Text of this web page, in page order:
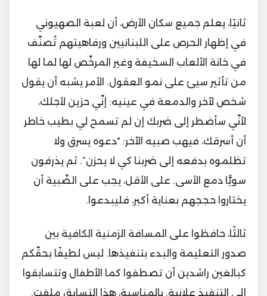
ثانيًا، يعلم جميع سكان الأرض، أن لعبة الصهيوني
في إظهار الحرص على اللبنانيين ورفاهيتهم تُصنّف
في خانة الألعاب السخيفة وغير المرخّص لها لما لها
من تأثير سيئ على نمو العقول. الأمر يشبه أن يقول
شخص لآخر والدمعة في عينيه: إنّي حزين لأجلك،
لأنّي سأضطر إلى ضربك إن لم تسمح لي بطيب خاطر
أن أسرقك، فيهب صبيه الآخر: “دعوه يسرق ولا
تظلموه بدفعه إلى ضربنا كي لا يحزن”. ثم يذرفون
سويًّا دمع الأسى. على الأقل، يجب على الصِّبية أن
يختاروا حججهم بعناية أكبر، فليبدعوا.
ثالثًا، حافظوا على المسافة الزمنية الكافية بين
صدور التعليمة والبدء بتنفيذها. ليس لطيفًا بحقّكم
كبالغين راشدين أن تصطفوا كما الأطفال وتتسابقوا
إلى التنفيذ علانية. بالمناسبة، هذا التسابق ملفت.